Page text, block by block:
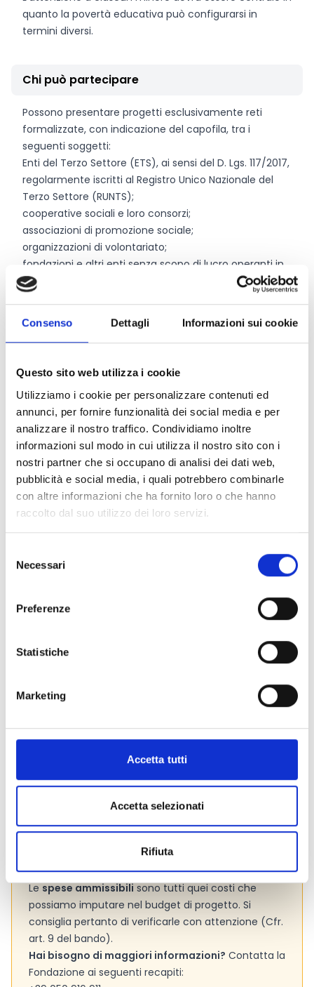
Consenso Dettagli Informazioni sui cookie
Questo sito web utilizza i cookie
Utilizziamo i cookie per personalizzare contenuti ed
annunci, per fornire funzionalità dei social media e per
analizzare il nostro traffico. Condividiamo inoltre
informazioni sul modo in cui utilizza il nostro sito con i
nostri partner che si occupano di analisi dei dati web,
pubblicità e social media, i quali potrebbero combinarle
con altre informazioni che ha fornito loro o che hanno
raccolto dal suo utilizzo dei loro servizi.
delNecessari
Preferenze
Statistiche
Marketing
Accetta tutti
Accetta selezionati
Rifiuta
quanto la povertà educativa può configurarsi in
termini diversi.
Chi può partecipare
Possono presentare progetti esclusivamente reti
formalizzate, con indicazione del capofila, tra i
seguenti soggetti:
Enti del Terzo Settore (ETS), ai sensi del D. Lgs. 117/2017,
regolarmente iscritti al Registro Unico Nazionale del
Terzo Settore (RUNTS);
cooperative sociali e loro consorzi;
associazioni di promozione sociale;
organizzazioni di volontariato;
fondazioni e altri enti senza scopo di lucro operanti in
ambito educativo, sociale e culturale
rappresentato dai Comuni di Pisa, Bientina, Buti, Calci,
Castelfranco di Sotto, Crespina Lorenzana, Peccioli,
Ponsacco, Pontedera, San Giuliano Terme, Santa Maria
a Monte, Santa Croce sull’Arno, Terricciola, Vecchiano
e Vicopisano.
I soggetti proponenti possono presentare la proposta
anche in forma dipartenariato, con il
coinvolgimento di: istituzioni scolastiche; enti locali;
altri soggetti pubblici o privati senza scopo di lucro
coerenti con le finalità del bando.
Il contributo massimo a carico della Fondazione per
Il budget complessivo del progetto deve prevedere
terzi, del 20% (in risorse finanziarie e/o valorizzazione di
Si consiglia di consultare regolarmente il sito web
ufficiale del bando per gli aggiornamenti e le
Consigli degli esperti
Le spese ammissibili sono tutti quei costi che
possiamo imputare nel budget di progetto. Si
consiglia pertanto di verificarle con attenzione (Cfr.
art. 9 del bando).
Hai bisogno di maggiori informazioni? Contatta la
Fondazione ai seguenti recapiti: